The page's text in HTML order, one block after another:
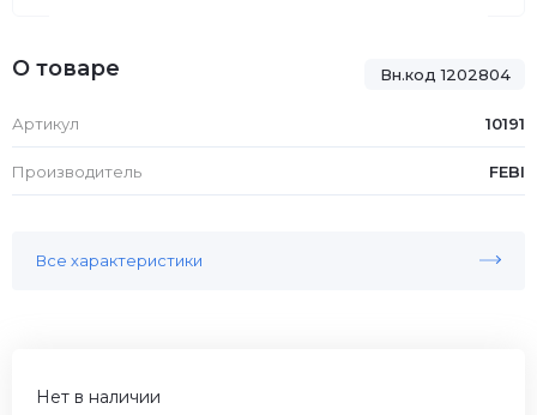
Вн.код 1202804
О товаре
Артикул 10191
Производитель FEBI
Все характеристики
Нет в наличии